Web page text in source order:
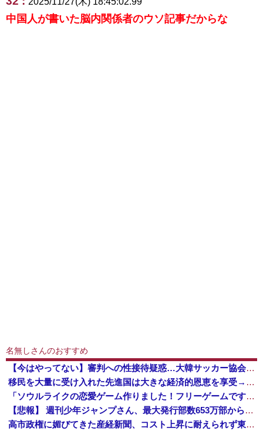
中国人が書いた脳内関係者のウソ記事だからな
名無しさんのおすすめ
【今はやってない】審判への性接待疑惑…大韓サッカー協会が声明「現在は一切発生していない」
移民を大量に受け入れた先進国は大きな経済的恩恵を享受→データでもはっきり日本一人負け示される [8/8]
「ソウルライクの恋愛ゲーム作りました！フリーゲームです」→女の子と会話して「弱攻撃」「強攻撃」「パリィ」「ローリング」を選ぶガチでダークソウルな...
【悲報】 週刊少年ジャンプさん、最大発行部数653万部から急降下でついに100万部を割ってしまうwwwwww
高市政権に媚びてきた産経新聞、コスト上昇に耐えられず東北6県撤退を発表